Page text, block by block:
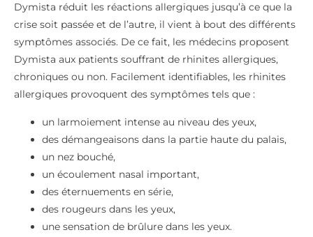
Dymista réduit les réactions allergiques jusqu’à ce que la
crise soit passée et de l’autre, il vient à bout des différents
symptômes associés. De ce fait, les médecins proposent
Dymista aux patients souffrant de rhinites allergiques,
chroniques ou non. Facilement identifiables, les rhinites
allergiques provoquent des symptômes tels que :
un larmoiement intense au niveau des yeux,
des démangeaisons dans la partie haute du palais,
un nez bouché,
un écoulement nasal important,
des éternuements en série,
des rougeurs dans les yeux,
une sensation de brûlure dans les yeux.